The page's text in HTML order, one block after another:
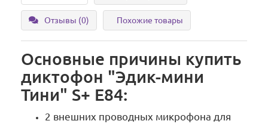
Отзывы (0) Похожие товары
Основные причины купить
диктофон "Эдик-мини
Тини" S+ E84:
2 внешних проводных микрофона для